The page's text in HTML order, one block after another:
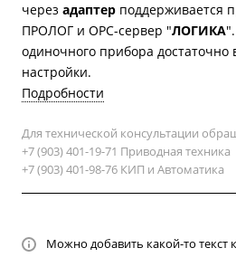
через адаптер поддерживается
ПРОЛОГ и ОРС-сервер "ЛОГИКА
одиночного прибора
настройки.
Подробности
Для технической консультации
+7 (903) 401-19-71 Приводная техника
+7 (903) 401-98-76 КИП и Автоматика
Можно добавить какой-то текст